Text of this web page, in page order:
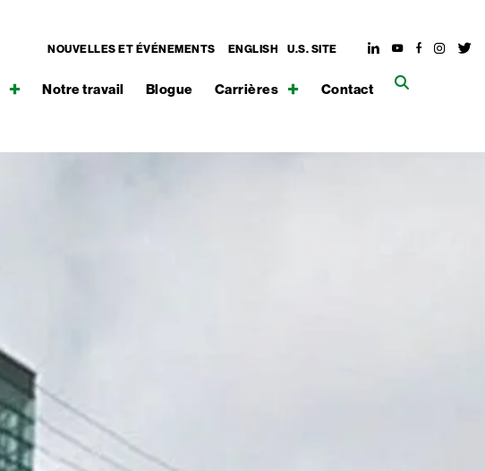
NOUVELLES ET ÉVÉNEMENTS ENGLISH U.S. SITE
Notre travail Blogue Carrières Contact